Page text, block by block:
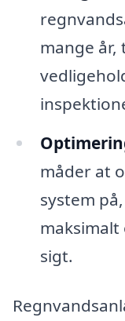
mange
måder at
system
maksimalt
sigt.